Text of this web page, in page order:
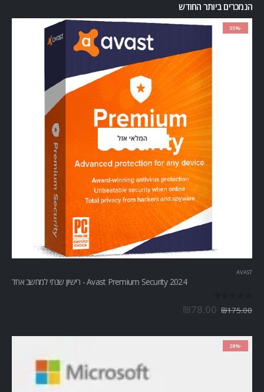
הנמכרים ביותר החודש
-55%
המלאי אזל
AVAST
Avast Premium Security 2024 - רישיון שנתי למחשב אחד
₪175.00
₪78.00
-28%